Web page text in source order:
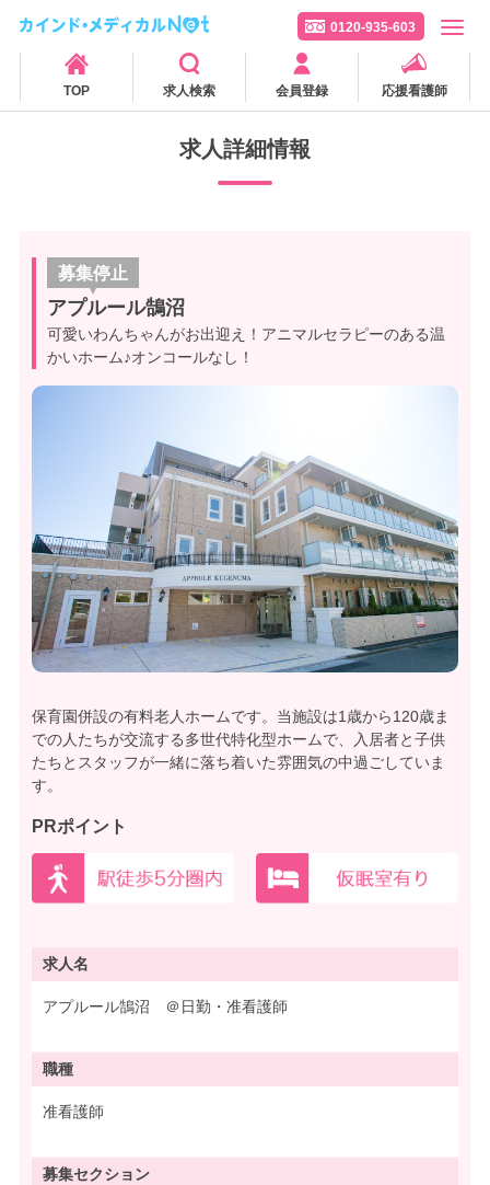
0120-935-603
TOP 求人検索 会員登録 応援看護師
求人詳細情報
募集停止
アプルール鵠沼
可愛いわんちゃんがお出迎え！アニマルセラピーのある温
かいホーム♪オンコールなし！
保育園併設の有料老人ホームです。当施設は1歳から120歳ま
での人たちが交流する多世代特化型ホームで、入居者と子供
たちとスタッフが一緒に落ち着いた雰囲気の中過ごしていま
す。
PRポイント
求人名
アプルール鵠沼 ＠日勤・准看護師
職種
准看護師
募集セクション